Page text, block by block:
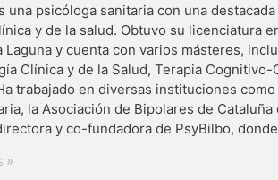
una psicóloga sanitaria con una
y de la salud. Obtuvo su licenciatura
Laguna y cuenta con varios másteres,
Clínica y de la Salud, Terapia
trabajado en diversas instituciones
la Asociación de Bipolares de Cataluña
y co-fundadora de PsyBilbo,
»